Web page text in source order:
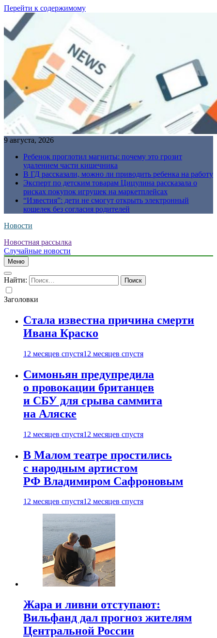
Перейти к содержимому
9 августа, 2026
Ребенок проглотил магниты: почему это грозит
удалением части кишечника
В ГД рассказали, можно ли приводить ребенка на работу
Эксперт по детским товарам Цицулина рассказала о
рисках покупок игрушек на маркетплейсах
“Известия”: дети не смогут открыть электронный
кошелек без согласия родителей
Новости
Новостная рассылка
Случайные новости
Меню
Найти:
Заголовки
Стала известна причина смерти
Ивана Краско
12 месяцев спустя12 месяцев спустя
Симоньян предупредила
о провокации британцев
и СБУ для срыва саммита
на Аляске
12 месяцев спустя12 месяцев спустя
В Малом театре простились
с народным артистом
РФ Владимиром Сафроновым
12 месяцев спустя12 месяцев спустя
Жара и ливни отступают:
Вильфанд дал прогноз жителям
Центральной России